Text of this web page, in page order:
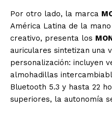
Por otro lado, la marca
América Latina de la
creativo, presenta los
auriculares sintetizan una
personalización: incluyen
almohadillas
Bluetooth 5.3 y hasta 22
superiores, la autonomía